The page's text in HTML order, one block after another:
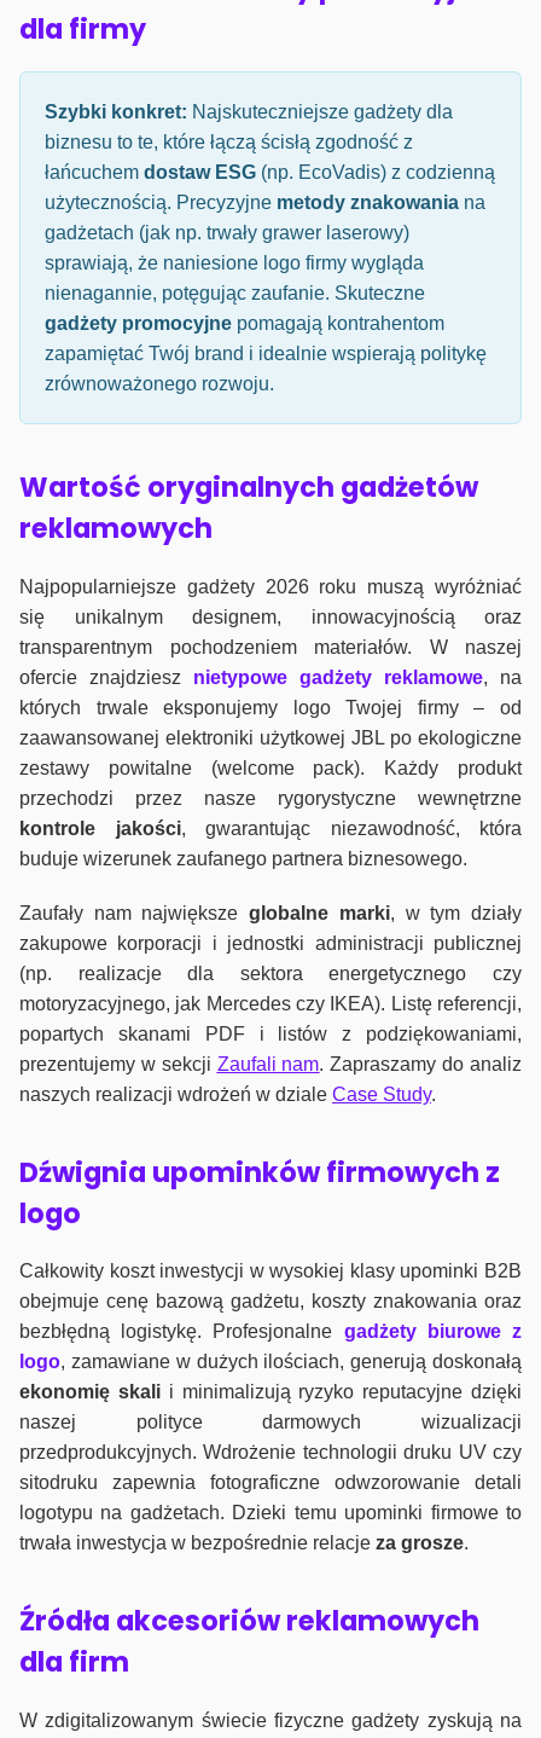
dla firmy
Szybki konkret: Najskuteczniejsze gadżety dla
biznesu to te, które łączą ścisłą zgodność z
łańcuchem dostaw ESG (np. EcoVadis) z codzienną
użytecznością. Precyzyjne metody znakowania na
gadżetach (jak np. trwały grawer laserowy)
sprawiają, że naniesione logo firmy wygląda
nienagannie, potęgując zaufanie. Skuteczne
gadżety promocyjne pomagają kontrahentom
zapamiętać Twój brand i idealnie wspierają politykę
zrównoważonego rozwoju.
Wartość oryginalnych gadżetów
reklamowych
Najpopularniejsze gadżety 2026 roku muszą wyróżniać
się unikalnym designem, innowacyjnością oraz
transparentnym pochodzeniem materiałów. W naszej
ofercie znajdziesz nietypowe gadżety reklamowe, na
których trwale eksponujemy logo Twojej firmy – od
zaawansowanej elektroniki użytkowej JBL po ekologiczne
zestawy powitalne (welcome pack). Każdy produkt
przechodzi przez nasze rygorystyczne wewnętrzne
kontrole jakości, gwarantując niezawodność, która
buduje wizerunek zaufanego partnera biznesowego.
Zaufały nam największeglobalne marki, w tym działy
zakupowe korporacji i jednostki administracji publicznej
(np. realizacje dla sektora energetycznego czy
motoryzacyjnego, jak Mercedes czy IKEA). Listę referencji,
popartych skanami PDF i listów z podziękowaniami,
prezentujemy w sekcji Zaufali nam. Zapraszamy do analiz
naszych realizacji wdrożeń w dziale Case Study.
Dźwignia upominków firmowych z
logo
Całkowity koszt inwestycji w wysokiej klasy upominki B2B
obejmuje cenę bazową gadżetu, koszty znakowania oraz
bezbłędną logistykę. Profesjonalne gadżety biurowe z
logo, zamawiane w dużych ilościach, generują doskonałą
ekonomię skalii minimalizują ryzyko reputacyjne dzięki
naszej polityce darmowych wizualizacji
przedprodukcyjnych. Wdrożenie technologii druku UV czy
sitodruku zapewnia fotograficzne odwzorowanie detali
logotypu na gadżetach. Dzieki temu upominki firmowe to
trwała inwestycja w bezpośrednie relacje za grosze.
Źródła akcesoriów reklamowych
dla firm
W zdigitalizowanym świecie fizyczne gadżety zyskują na